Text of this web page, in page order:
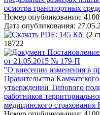
осмотра транспортных
Номер опубликования:
Дата опубликования:
PDF: 145 Кб (2
18722
от 21.05.2015 № 179-П
"О внесении изменения в
Правительства
утверждении Типового
работников
медицинского страхования